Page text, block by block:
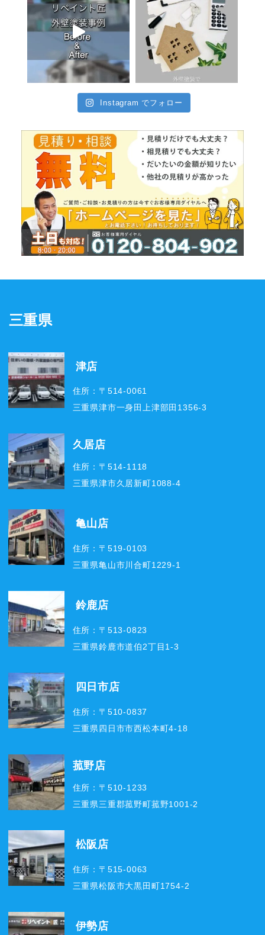
Instagram でフォロー
三重県
津店
住所：〒514-0061
三重県津市一身田上津部田1356-3
久居店
住所：〒514-1118
三重県津市久居新町1088-4
亀山店
住所：〒519-0103
三重県亀山市川合町1229-1
鈴鹿店
住所：〒513-0823
三重県鈴鹿市道伯2丁目1-3
四日市店
住所：〒510-0837
三重県四日市市西松本町4-18
菰野店
住所：〒510-1233
三重県三重郡菰野町菰野1001-2
松阪店
住所：〒515-0063
三重県松阪市大黒田町1754-2
伊勢店